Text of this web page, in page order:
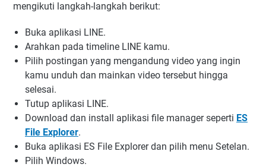
mengikuti langkah-langkah berikut:
Buka aplikasi LINE.
Arahkan pada timeline LINE kamu.
Pilih postingan yang mengandung video yang ingin
kamu unduh dan mainkan video tersebut hingga
selesai.
Tutup aplikasi LINE.
Download dan install aplikasi file manager seperti ES
File Explorer.
Buka aplikasi ES File Explorer dan pilih menu Setelan.
Pilih Windows.